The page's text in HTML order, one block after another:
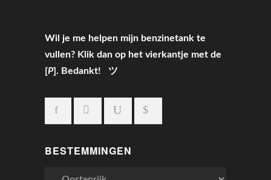
Wil je me helpen mijn benzinetank te
vullen? Klik dan op het vierkantje met de
[P]. Bedankt! ツ
BESTEMMINGEN
Bestemmingen